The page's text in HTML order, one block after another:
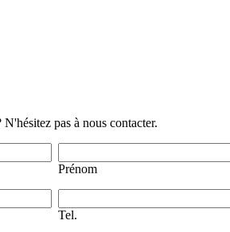
pas à nous contacter.
Prénom
Tel.